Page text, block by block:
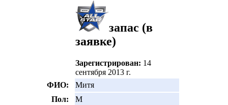
запас (в
заявке)
Зарегистрирован: 14
сентября 2013 г.
ФИО:
Митя
Пол:
М